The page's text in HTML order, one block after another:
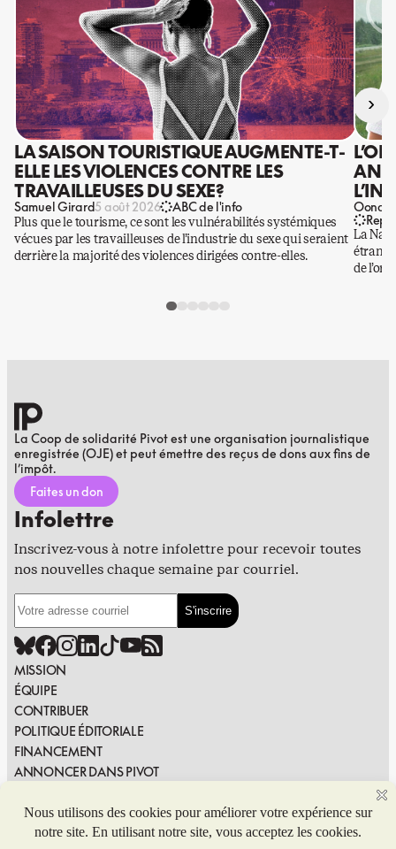
LA SAISON TOURISTIQUE AUGMENTE-T-
ELLE LES VIOLENCES CONTRE LES
TRAVAILLEUSES DU SEXE?
Samuel Girard5 août 2026 ABC de l'info
Plus que le tourisme, ce sont les vulnérabilités systémiques
vécues par les travailleuses de l’industrie du sexe qui seraient
derrière la majorité des violences dirigées contre-elles.
Oona
La
de l’or.
›
La Coop de solidarité Pivot est une organisation journalistique
enregistrée (OJE) et peut émettre des reçus de dons aux fins de
l’impôt.
Faites un don
Infolettre
Inscrivez-vous à notre infolettre pour recevoir toutes
nos nouvelles chaque semaine par courriel.
MISSION
ÉQUIPE
CONTRIBUER
POLITIQUE ÉDITORIALE
FINANCEMENT
ANNONCER DANS PIVOT
SIGNALER UNE ERREUR
NOUS JOINDRE